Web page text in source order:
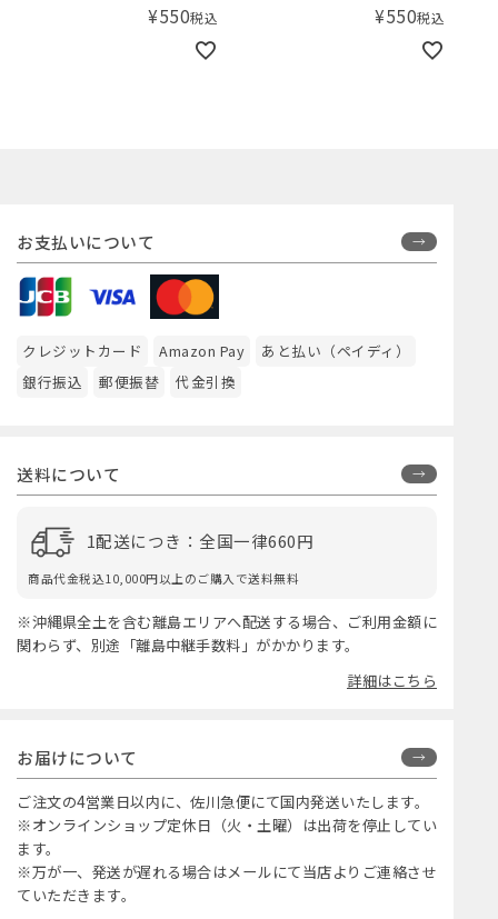
¥550税込 ¥550税込
お支払いについて
クレジットカード Amazon Pay
あと払い（ペイディ）
銀行振込
郵便振替 代金引換
送料について
1配送につき：全国一律660円
商品代金税込10,000円以上のご購入で送料無料
※沖縄県全土を含む離島エリアへ配送する場合、ご利用金額に
関わらず、別途「離島中継手数料」がかかります。
詳細はこちら
お届けについて
ご注文の4営業日以内に、佐川急便にて国内発送いたします。
※オンラインショップ定休日（火・土曜）は出荷を停止してい
ます。
※万が一、発送が遅れる場合はメールにて当店よりご連絡させ
ていただきます。